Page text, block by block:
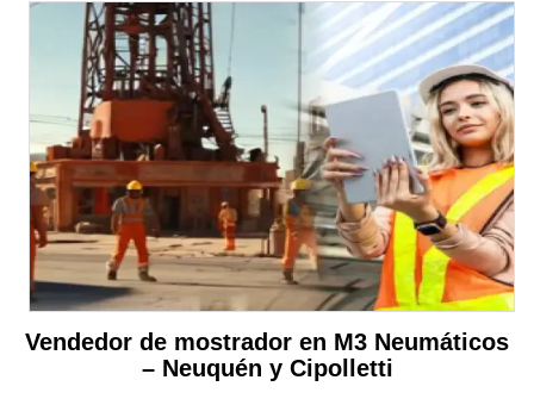
Vendedor de mostrador en M3 Neumáticos
– Neuquén y Cipolletti